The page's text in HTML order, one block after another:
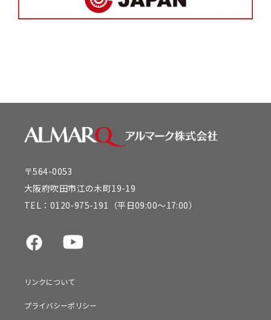
〒564-0053
大阪府吹田市江の木町19-19
TEL： 0120-975-191 （平日09:00～17:00）
リンクについて
プライバシーポリシー